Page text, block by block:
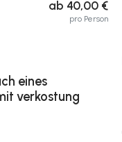
ab 40,00 €
pro Person
eines
verkostung